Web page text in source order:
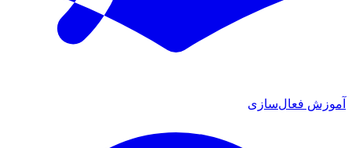
آموزش فعال‌سازی